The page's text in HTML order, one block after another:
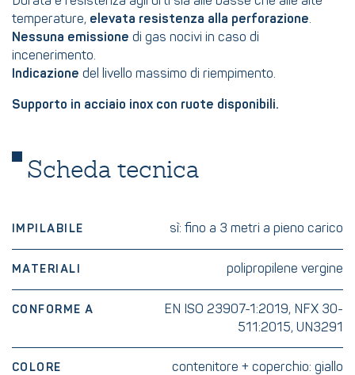
temperature, elevata resistenza alla perforazione.
Nessuna emissione di gas nocivi in caso di
incenerimento.
Indicazione del livello massimo di riempimento.
Supporto in acciaio inox con ruote disponibili.
Scheda tecnica
IMPILABILE sì: fino a 3 metri a pieno carico
MATERIALI polipropilene vergine
CONFORME A
EN ISO 23907-1:2019, NFX 30-
511:2015, UN3291
COLORE
contenitore + coperchio: giallo